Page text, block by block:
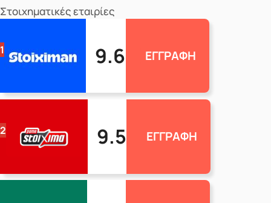
Στοιχηματικές εταιρίες
1 9.6 ΕΓΓΡΑΦΗ
2 9.5 ΕΓΓΡΑΦΗ